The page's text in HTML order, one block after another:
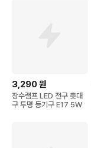
3,290원
장수램프 LED 전구 촛대
구 투명 등기구 E17 5W